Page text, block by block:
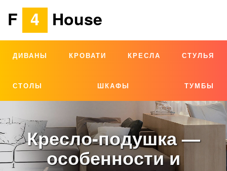
F 4 House
ДИВАНЫ КРОВАТИ КРЕСЛА СТУЛЬЯ
СТОЛЫ ШКАФЫ ТУМБЫ
Кресло-подушка —
особенности и